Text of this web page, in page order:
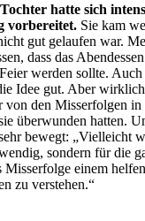
hatte sich
vorbereitet. Sie kam
gut gelaufen war.
dass das
werden sollte.
Idee gut. Aber
den Misserfolgen in
überwunden hatten.
bewegt: „Vielleicht
sondern für die
Misserfolge einem
zu verstehen.“